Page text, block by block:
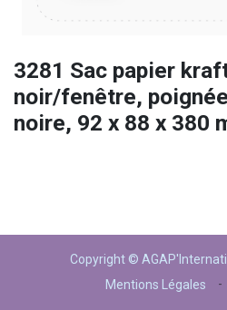
3281 Sac papier
noir/fenêtre,
noire, 92 x 88 x 380
Copyright ©
Mentions Légales
-